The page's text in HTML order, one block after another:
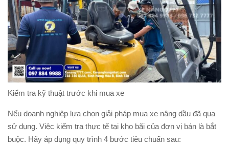
Kiểm tra kỹ thuật trước khi mua xe
Nếu doanh nghiệp lựa chọn giải pháp mua xe nâng dầu đã qua
sử dụng. Việc kiểm tra thực tế tại kho bãi của đơn vị bán là bắt
buộc. Hãy áp dụng quy trình 4 bước tiêu chuẩn sau: